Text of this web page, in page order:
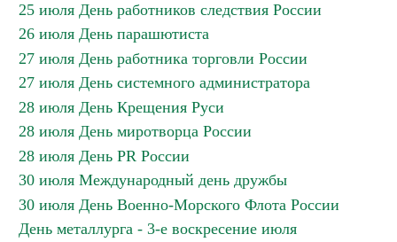
25 июля День работников следствия России
26 июля День парашютиста
27 июля День работника торговли России
27 июля День системного администратора
28 июля День Крещения Руси
28 июля День миротворца России
28 июля День PR России
30 июля Международный день дружбы
30 июля День Военно-Морского Флота России
День металлурга - 3-е воскресение июля